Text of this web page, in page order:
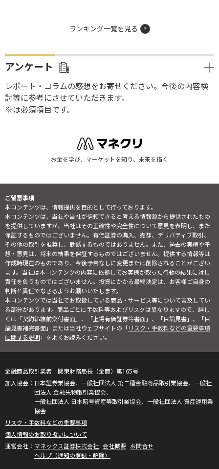
ランキング一覧を見る
アンケート
レポート・コラムの感想をお寄せください。今後の内容検
討等に参考にさせていただきます。
※は必須項目です。
お金を学び、マーケットを知り、未来を描く
ご留意事項
本コンテンツは、情報提供を目的として行っております。
本コンテンツは、当社や当社が信頼できると考える情報源から提供されたもの
を提供していますが、当社はその正確性や完全性について意見を表明し、また
保証するものではございません。有価証券の購入、売却、デリバティブ取引、
その他の取引を推奨し、勧誘するものではありません。また、過去の実績や予
想・意見は、将来の結果を保証するものではございません。提供する情報等は
作成時現在のものであり、今後予告なしに変更または削除されることがござい
ます。当社は本コンテンツの内容に依拠してお客様が取った行動の結果に対し
責任を負うものではございません。投資にかかる最終決定は、お客様ご自身の
判断と責任でなさるようお願いいたします。
本コンテンツでは当社でお取扱している商品・サービス等について言及してい
る部分があります。商品ごとに手数料等およびリスクは異なりますので、詳し
くは「契約締結前交付書面」、「上場有価証券等書面」、「目論見書」、「目
論見書補完書面」または当社ウェブサイトの「リスク・手数料などの重要事項
に関する説明」をよくお読みください。
金融商品取引業者 関東財務局長（金商）第165号
日本証券業協会、一般社団法人 第二種金融商品取引業協会、一般社
団法人 金融先物取引業協会、
一般社団法人 日本暗号資産等取引業協会、一般社団法人 資産運用業
協会
リスク・手数料などの重要事項
個人情報のお取り扱いについて
マネックス証券株式会社 会社概要 お問合せ
ヘルプ（通知の登録・解除）